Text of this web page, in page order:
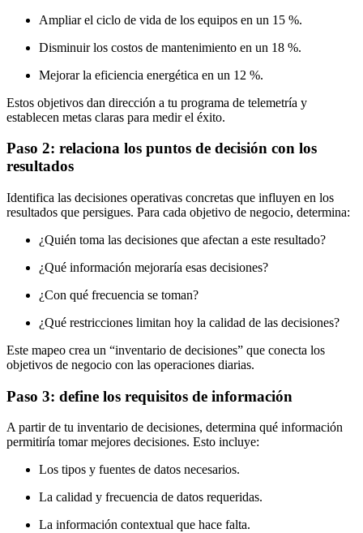
Ampliar el ciclo de vida de los equipos en un 15 %.
Disminuir los costos de mantenimiento en un 18 %.
Mejorar la eficiencia energética en un 12 %.
Estos objetivos dan dirección a tu programa de telemetría y
establecen metas claras para medir el éxito.
Paso 2: relaciona los puntos de decisión con los
resultados
Identifica las decisiones operativas concretas que influyen en los
resultados que persigues. Para cada objetivo de negocio, determina:
¿Quién toma las decisiones que afectan a este resultado?
¿Qué información mejoraría esas decisiones?
¿Con qué frecuencia se toman?
¿Qué restricciones limitan hoy la calidad de las decisiones?
Este mapeo crea un “inventario de decisiones” que conecta los
objetivos de negocio con las operaciones diarias.
Paso 3: define los requisitos de información
A partir de tu inventario de decisiones, determina qué información
permitiría tomar mejores decisiones. Esto incluye:
Los tipos y fuentes de datos necesarios.
La calidad y frecuencia de datos requeridas.
La información contextual que hace falta.